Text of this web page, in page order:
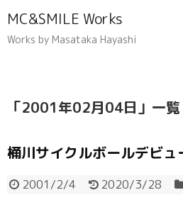
MC&SMILE Works
Works by Masataka Hayashi
「2001年02月04日 」 一覧
桶川サイクルボールデビュ
2001/2/4 2020/3/28